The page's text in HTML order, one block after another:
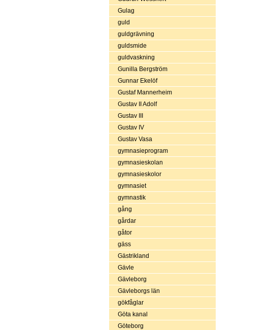
Gulag
guld
guldgrävning
guldsmide
guldvaskning
Gunilla Bergström
Gunnar Ekelöf
Gustaf Mannerheim
Gustav II Adolf
Gustav III
Gustav IV
Gustav Vasa
gymnasieprogram
gymnasieskolan
gymnasieskolor
gymnasiet
gymnastik
gång
gårdar
gåtor
gäss
Gästrikland
Gävle
Gävleborg
Gävleborgs län
gökfåglar
Göta kanal
Göteborg